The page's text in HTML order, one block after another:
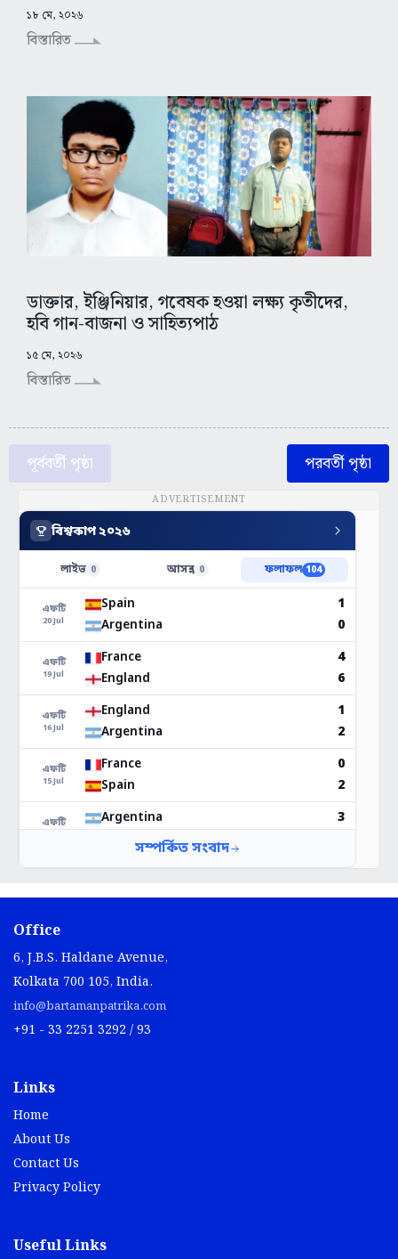
১৮ মে, ২০২৬
বিস্তারিত
ডাক্তার, ইঞ্জিনিয়ার, গবেষক হওয়া লক্ষ্য কৃতীদের,
হবি গান-বাজনা ও সাহিত্যপাঠ
১৫ মে, ২০২৬
বিস্তারিত
পূর্ববর্তী পৃষ্ঠা পরবর্তী পৃষ্ঠা
ADVERTISEMENT
Office
6, J.B.S. Haldane Avenue,
Kolkata 700 105, India.
info@bartamanpatrika.com
+91 - 33 2251 3292 / 93
Links
Home
About Us
Contact Us
Privacy Policy
Useful Links